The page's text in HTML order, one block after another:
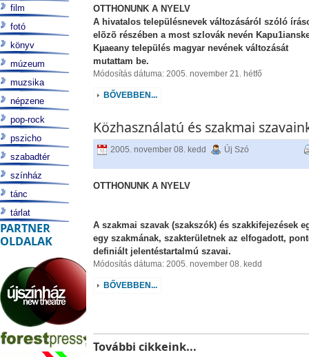
OTTHONUNK A NYELV
A hivatalos településnevek változásáról szóló
elõzõ részében a most szlovák nevén
Kµaeany település magyar nevének változását
mutattam be.
Módosítás dátuma: 2005. november 21. hétfő
BŐVEBBEN...
Közhasználatú és szakmai
2005. november 08. kedd Új Szó
OTTHONUNK A NYELV
A szakmai szavak (szakszók) és szakkifejezések
egy szakmának, szakterületnek az elfogadott,
definiált jelentéstartalmú szavai.
Módosítás dátuma: 2005. november 08. kedd
BŐVEBBEN...
További cikkeink...
film
fotó
könyv
múzeum
muzsika
népzene
pop-rock
pszicho
szabadtér
színház
tánc
tárlat
PARTNER
OLDALAK